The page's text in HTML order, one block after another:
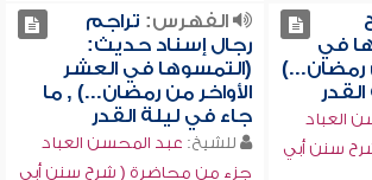
في
رمضان...)
العباد
سنن أبي
الفهرس: تراجم
رجال إسناد حديث:
(التمسوها في العشر
الأواخر من رمضان...) , ما
جاء في ليلة القدر
للشيخ: عبد المحسن العباد
جزء من محاضرة ( شرح سنن أبي